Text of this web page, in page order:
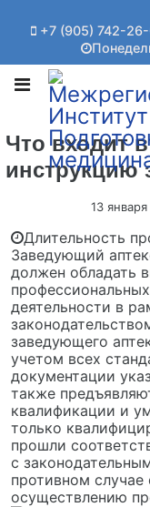
+7 (905) 742-
Что входит
инструкцию
13
Длительность
Заведующий
должен обладать
деятельности в
заведующего
учетом всех
документации
также
квалификации и
только
прошли
с
противном случае
осуществлению